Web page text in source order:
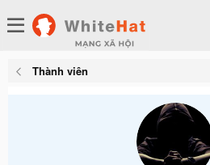
Thành viên